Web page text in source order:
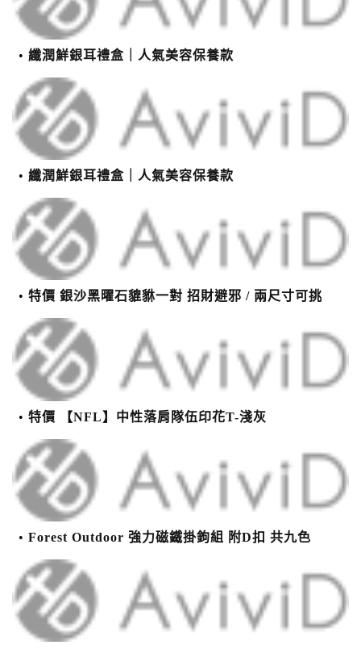
纖潤鮮銀耳禮盒｜人氣美容保養款
纖潤鮮銀耳禮盒｜人氣美容保養款
特價 銀沙黑曜石貔貅一對 招財避邪 / 兩尺寸可挑
特價 【NFL】中性落肩隊伍印花T-淺灰
Forest Outdoor 強力磁鐵掛鉤組 附D扣 共九色